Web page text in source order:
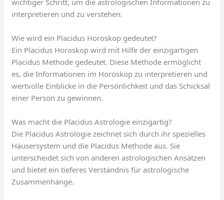
wichtiger Schritt, um die astrologischen Informationen zu
interpretieren und zu verstehen.
Wie wird ein Placidus Horoskop gedeutet?
Ein Placidus Horoskop wird mit Hilfe der einzigartigen
Placidus Methode gedeutet. Diese Methode ermöglicht
es, die Informationen im Horoskop zu interpretieren und
wertvolle Einblicke in die Persönlichkeit und das Schicksal
einer Person zu gewinnen.
Was macht die Placidus Astrologie einzigartig?
Die Placidus Astrologie zeichnet sich durch ihr spezielles
Häusersystem und die Placidus Methode aus. Sie
unterscheidet sich von anderen astrologischen Ansätzen
und bietet ein tieferes Verständnis für astrologische
Zusammenhänge.